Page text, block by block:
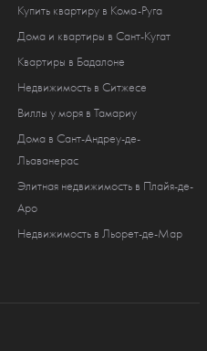
Купить квартиру в Кома-Руга
Дома и квартиры в Сант-Кугат
Квартиры в Бадалоне
Недвижимость в Ситжесе
Виллы у моря в Тамариу
Дома в Сант-Андреу-де-
Льаванерас
Элитная недвижимость в Плайя-де-
Аро
Недвижимость в Льорет-де-Мар